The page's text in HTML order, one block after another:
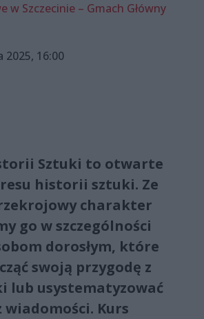
w Szczecinie – Gmach Główny
2025, 16:00
Sztuki to otwarte
historii sztuki. Ze
charakter
go w szczególności
dorosłym, które
swoją przygodę z
lub usystematyzować
wiadomości. Kurs